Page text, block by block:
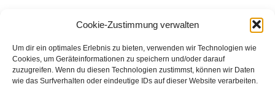
Cookie-Zustimmung verwalten
Um dir ein optimales Erlebnis zu bieten, verwenden wir Technologien wie
Cookies, um Geräteinformationen zu speichern und/oder darauf
zuzugreifen. Wenn du diesen Technologien zustimmst, können wir Daten
wie das Surfverhalten oder eindeutige IDs auf dieser Website verarbeiten.